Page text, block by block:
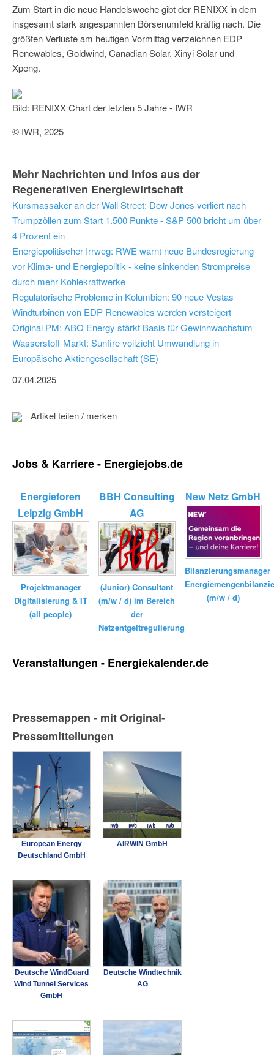
Zum Start in die neue Handelswoche gibt der RENIXX in dem
insgesamt stark angespannten Börsenumfeld kräftig nach. Die
größten Verluste am heutigen Vormittag verzeichnen EDP
Renewables, Goldwind, Canadian Solar, Xinyi Solar und
Xpeng.
Bild: RENIXX Chart der letzten 5 Jahre - IWR
© IWR, 2025
Mehr Nachrichten und Infos aus der
Regenerativen Energiewirtschaft
Kursmassaker an der Wall Street: Dow Jones verliert nach
Trumpzöllen zum Start 1.500 Punkte - S&P 500 bricht um über
4 Prozent ein
Energiepolitischer Irrweg: RWE warnt neue Bundesregierung
vor Klima- und Energiepolitik - keine sinkenden Strompreise
durch mehr Kohlekraftwerke
Regulatorische Probleme in Kolumbien: 90 neue Vestas
Windturbinen von EDP Renewables werden versteigert
Original PM: ABO Energy stärkt Basis für Gewinnwachstum
Wasserstoff-Markt: Sunfire vollzieht Umwandlung in
Europäische Aktiengesellschaft (SE)
07.04.2025
Artikel teilen / merken
Jobs & Karriere - Energiejobs.de
Energieforen
Leipzig GmbH
Projektmanager
Digitalisierung & IT
(all people)
BBH Consulting
AG
(Junior) Consultant
(m/w / d) im Bereich
der
Netzentgeltregulierung
New Netz GmbH
Bilanzierungsmanager
(m/w / d)
Veranstaltungen - Energiekalender.de
Pressemappen - mit Original-
Pressemitteilungen
European Energy
Deutschland GmbH
AIRWIN GmbH
Deutsche WindGuard
Wind Tunnel Services
GmbH
Deutsche Windtechnik
AG